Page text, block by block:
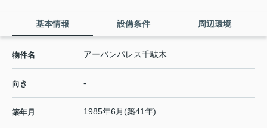
基本情報 設備条件 周辺環境
物件名 アーバンパレス千駄木
向き -
築年月 1985年6月(築41年)